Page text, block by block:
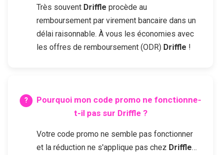
Très souvent Driffle procède au
remboursement par virement bancaire dans un
délai raisonnable. À vous les économies avec
les offres de remboursement (ODR) Driffle !
Pourquoi mon code promo ne fonctionne-
t-il pas sur Driffle ?
Votre code promo ne semble pas fonctionner
et la réduction ne s'applique pas chez Driffle…